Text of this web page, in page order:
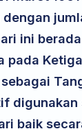
ini
baik